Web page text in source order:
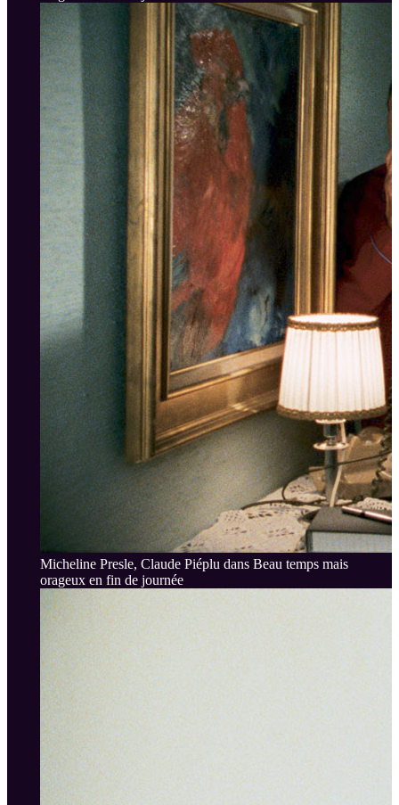
Micheline Presle, Claude Piéplu dans Beau temps mais
orageux en fin de journée